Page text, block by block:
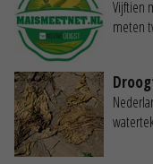
Vijftien
meten